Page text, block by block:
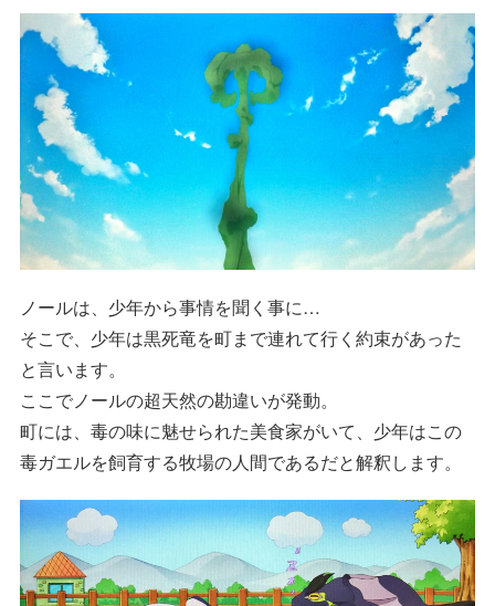
ノールは、少年から事情を聞く事に…
そこで、少年は黒死竜を町まで連れて行く約束があった
と言います。
ここでノールの超天然の勘違いが発動。
町には、毒の味に魅せられた美食家がいて、少年はこの
毒ガエルを飼育する牧場の人間であるだと解釈します。